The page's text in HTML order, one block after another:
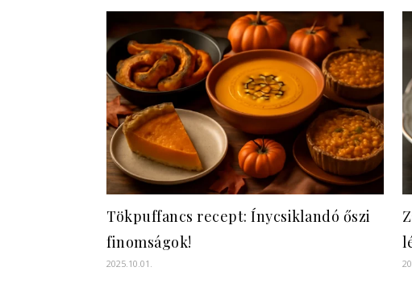
Tökpuffancs recept: Ínycsiklandó őszi
finomságok!
2025.10.01.